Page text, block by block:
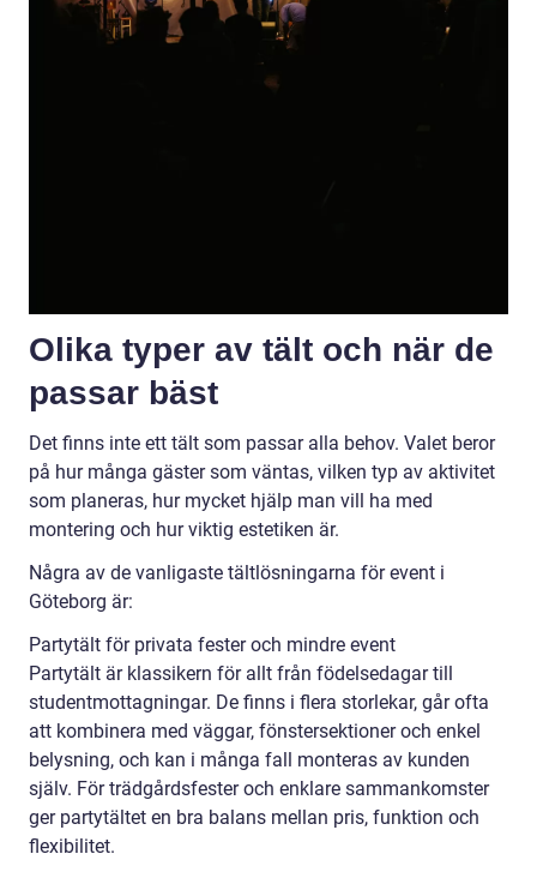
Olika typer av tält och när de
passar bäst
Det finns inte ett tält som passar alla behov. Valet beror
på hur många gäster som väntas, vilken typ av aktivitet
som planeras, hur mycket hjälp man vill ha med
montering och hur viktig estetiken är.
Några av de vanligaste tältlösningarna för event i
Göteborg är:
Partytält för privata fester och mindre event
Partytält är klassikern för allt från födelsedagar till
studentmottagningar. De finns i flera storlekar, går ofta
att kombinera med väggar, fönstersektioner och enkel
belysning, och kan i många fall monteras av kunden
själv. För trädgårdsfester och enklare sammankomster
ger partytältet en bra balans mellan pris, funktion och
flexibilitet.